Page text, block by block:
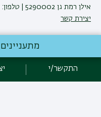
אילן רמת גן 5290002 | טלפון: 03-5318340 /8 | פקס: 03-7384033 |
יצירת קשר
לימודי גיאוגרפיה
הצהרת נגישות
מדיניות
אקדימה בר-אילן
התקשר/י